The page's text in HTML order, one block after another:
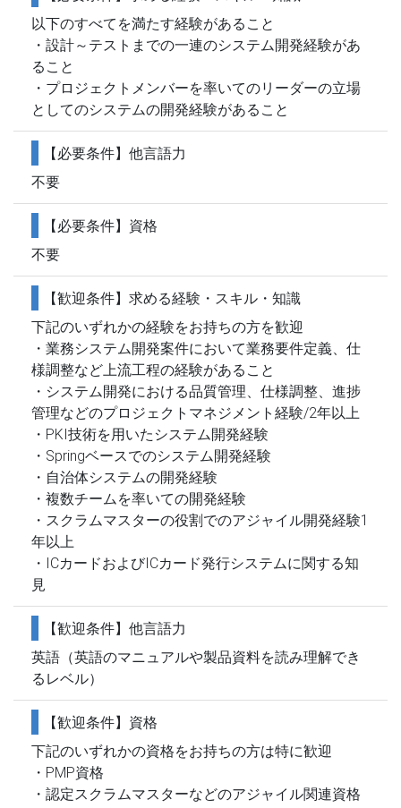
以下のすべてを満たす経験があること
・設計～テストまでの一連のシステム開発経験があ
ること
・プロジェクトメンバーを率いてのリーダーの立場
としてのシステムの開発経験があること
【必要条件】他言語力
不要
【必要条件】資格
不要
【歓迎条件】求める経験・スキル・知識
下記のいずれかの経験をお持ちの方を歓迎
・業務システム開発案件において業務要件定義、仕
様調整など上流工程の経験があること
・システム開発における品質管理、仕様調整、進捗
管理などのプロジェクトマネジメント経験/2年以上
・PKI技術を用いたシステム開発経験
・Springベースでのシステム開発経験
・自治体システムの開発経験
・複数チームを率いての開発経験
・スクラムマスターの役割でのアジャイル開発経験1
年以上
・ICカードおよびICカード発行システムに関する知
見
【歓迎条件】他言語力
英語（英語のマニュアルや製品資料を読み理解でき
るレベル）
【歓迎条件】資格
下記のいずれかの資格をお持ちの方は特に歓迎
・PMP資格
・認定スクラムマスターなどのアジャイル関連資格